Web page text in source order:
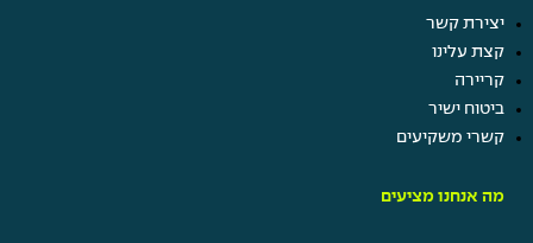
יצירת קשר
קצת עלינו
קריירה
ביטוח ישיר
קשרי משקיעים
מה אנחנו מציעים